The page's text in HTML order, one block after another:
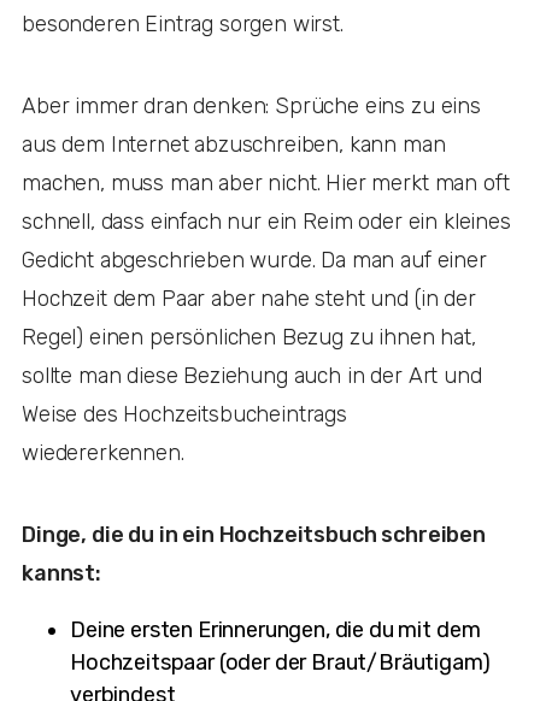
besonderen Eintrag sorgen wirst.
Aber immer dran denken: Sprüche eins zu eins
aus dem Internet abzuschreiben, kann man
machen, muss man aber nicht. Hier merkt man oft
schnell, dass einfach nur ein Reim oder ein kleines
Gedicht abgeschrieben wurde. Da man auf einer
Hochzeit dem Paar aber nahe steht und (in der
Regel) einen persönlichen Bezug zu ihnen hat,
sollte man diese Beziehung auch in der Art und
Weise des Hochzeitsbucheintrags
wiedererkennen.
Dinge, die du in ein Hochzeitsbuch schreiben
kannst:
Deine ersten Erinnerungen, die du mit dem
Hochzeitspaar (oder der Braut/Bräutigam)
verbindest